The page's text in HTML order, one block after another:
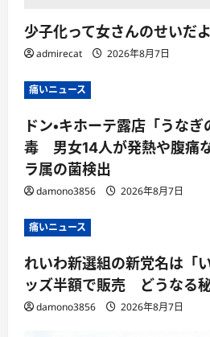
少子化って女さんのせいだ
admirecat 2026年8月7日
痛いニュース
ドン・キホーテ露店「うな
毒 男女14人が発熱や腹痛
ラ属の菌検出
damono3856 2026年8月7日
痛いニュース
れいわ新選組の新党名は
ッズ半額で販売 どうなる
damono3856 2026年8月7日